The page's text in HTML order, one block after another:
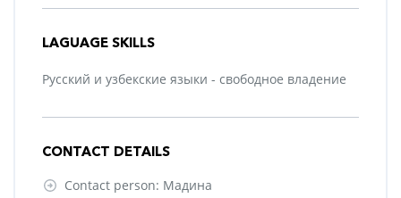
LAGUAGE SKILLS
Русский и узбекские языки - свободное владение
CONTACT DETAILS
Contact person: Мадина